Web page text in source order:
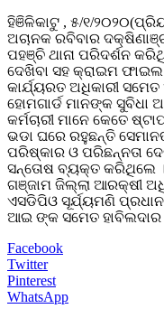
ହିଞିଳିକାଟୁ , ୫/୧/
ଅଚାନକ ରବିବାର
ପହଞ୍ଚି ଥାନା ପରିଦର୍ଶନ
ଦେଖିବା ସହ କ୍ରାଇମ
କାର୍ଯ୍ୟରତ ଅଧିକାରୀ
ହୋମଗାର୍ଡ ମାନଙ୍କ ସୁବିଧା
କର୍ମଚାରୀ ମାନେ କେତେ
ଭଡା ଘରେ ରହୁଛନ୍ତି
ପରିଷ୍କାର ଓ ପରିଛନ୍ନତା
ସନ୍ତୋଷ ବ୍ୟକ୍ତ କରିଥିଲେ
ଗଞ୍ଜାମ ଜିଲ୍ଲା ଆରକ୍ଷୀ
ଏସଡିପିଓ ସୂର୍ଯ୍ୟମଣି
ଆଇ ଙ୍କ ସମେତ
Facebook
Twitter
Pinterest
WhatsApp